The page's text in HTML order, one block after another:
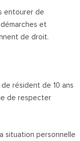
entourer de
et
de droit.
résident de 10 ans
de respecter
situation personnelle